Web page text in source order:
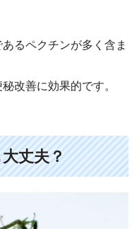
るペクチンが多く含ま
改善に効果的です。
丈夫？